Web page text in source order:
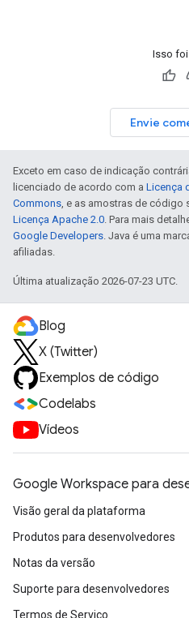
Isso foi
Envie
Exceto em caso de indicação
licenciado de acordo com a Licença
Commons, e as amostras de código
Licença Apache 2.0. Para mais
Google Developers. Java é uma
afiliadas.
Última atualização 2026-07-23 UTC.
Blog
X (Twitter)
Exemplos de código
Codelabs
Vídeos
Google Workspace para
Visão geral da plataforma
Produtos para desenvolvedores
Notas da versão
Suporte para desenvolvedores
Termos de Serviço